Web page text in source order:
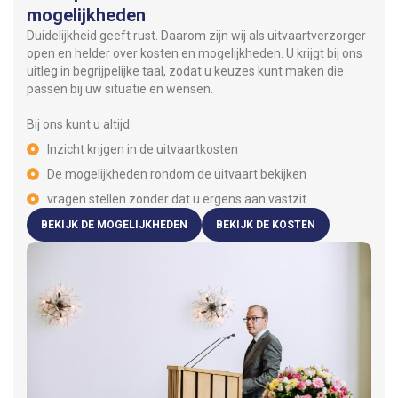
mogelijkheden
Duidelijkheid geeft rust. Daarom zijn wij als uitvaartverzorger
open en helder over kosten en mogelijkheden. U krijgt bij ons
uitleg in begrijpelijke taal, zodat u keuzes kunt maken die
passen bij uw situatie en wensen.
Bij ons kunt u altijd:
Inzicht krijgen in de uitvaartkosten
De mogelijkheden rondom de uitvaart bekijken
vragen stellen zonder dat u ergens aan vastzit
BEKIJK DE MOGELIJKHEDEN BEKIJK DE KOSTEN